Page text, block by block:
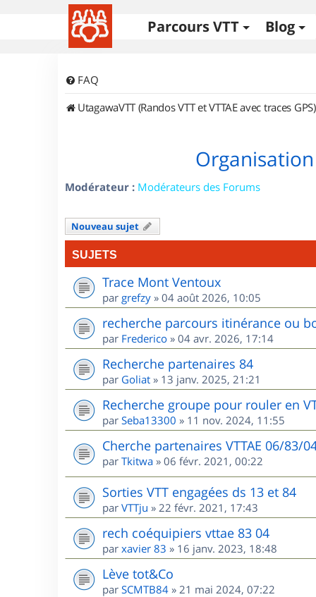
Parcours VTT Blog
FAQ
UtagawaVTT (Randos VTT et VTTAE avec traces GPS)
Modérateur : Modérateurs des Forums
Nouveau sujet
SUJETS
Trace Mont Ventoux
par grefzy » 04 août 2026, 10:05
recherche parcours itinérance ou
par Frederico » 04 avr. 2026, 17:14
Recherche partenaires 84
par Goliat » 13 janv. 2025, 21:21
Recherche groupe pour rouler en
par Seba13300 » 11 nov. 2024, 11:55
Cherche partenaires VTTAE 06/83/
par Tkitwa » 06 févr. 2021, 00:22
Sorties VTT engagées ds 13 et 84
par VTTju » 22 févr. 2021, 17:43
rech coéquipiers vttae 83 04
par xavier 83 » 16 janv. 2023, 18:48
Lève tot&Co
par SCMTB84 » 21 mai 2024, 07:22